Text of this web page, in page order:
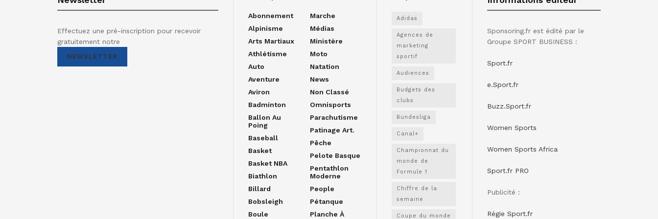
Effectuez une pré-inscription pour recevoir
gratuitement notre
NEWSLETTER
Abonnement
Alpinisme
Arts Martiaux
Athlétisme
Auto
Aventure
Aviron
Badminton
Ballon Au
Poing
Baseball
Basket
Basket NBA
Biathlon
Billard
Bobsleigh
Boule
Marche
Médias
Ministère
Moto
Natation
News
Non Classé
Omnisports
Parachutisme
Patinage Art.
Pêche
Pelote Basque
Pentathlon
Moderne
People
Pétanque
Planche À
Adidas
Agences de
marketing
sportif
Audiences
Budgets des
clubs
Bundesliga
Canal+
Championnat du
monde de
Formule 1
Chiffre de la
semaine
Coupe du monde
Sponsoring.fr est édité par le
Groupe SPORT BUSINESS :
Sport.fr
e.Sport.fr
Buzz.Sport.fr
Women Sports
Women Sports Africa
Sport.fr PRO
Publicité :
Régie Sport.fr